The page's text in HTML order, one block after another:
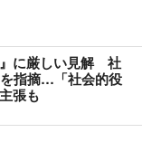
に厳しい見解 社
指摘…「社会的役
張も